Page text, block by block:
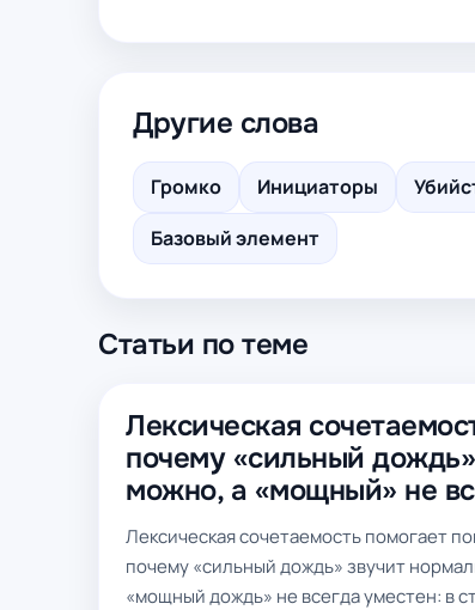
Другие слова
Громко Инициаторы
Базовый элемент
Статьи по теме
Лексическая
почему «сильный дождь»
можно, а «мощный» не
Лексическая сочетаемость помогает
почему «сильный дождь» звучит
«мощный дождь» не всегда уместен: в